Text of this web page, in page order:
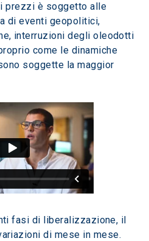
prezzi è soggetto alle
di eventi geopolitici,
interruzioni degli oleodotti
come le dinamiche
soggette la maggior
fasi di liberalizzazione, il
di mese in mese.